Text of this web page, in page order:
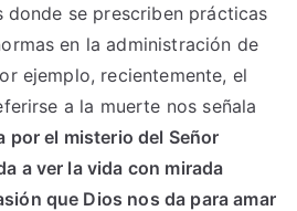
donde se prescriben prácticas
en la administración de
ejemplo, recientemente, el
a la muerte nos señala
por el misterio del Señor
a ver la vida con mirada
que Dios nos da para amar